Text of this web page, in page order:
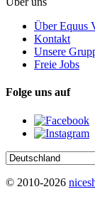
Über Equus
Kontakt
Unsere
Freie Jobs
Folge uns auf
© 2010-2026